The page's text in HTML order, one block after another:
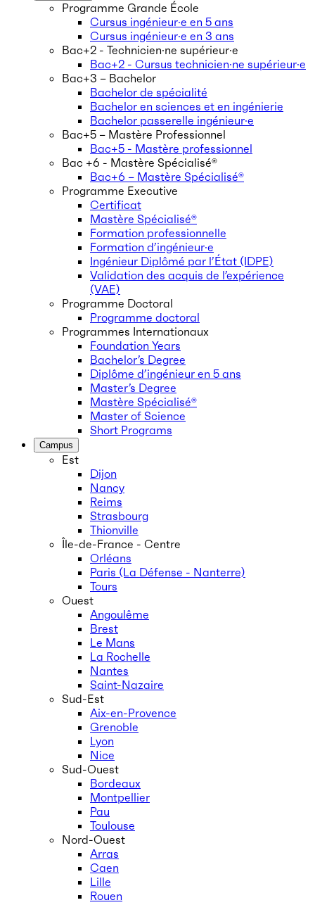
Programme Grande École
Cursus ingénieur·e en 5 ans
Cursus ingénieur·e en 3 ans
Bac+2 - Technicien·ne supérieur·e
Bac+2 - Cursus technicien·ne supérieur·e
Bac+3 – Bachelor
Bachelor de spécialité
Bachelor en sciences et en ingénierie
Bachelor passerelle ingénieur·e
Bac+5 – Mastère Professionnel
Bac+5 - Mastère professionnel
Bac +6 - Mastère Spécialisé®
Bac+6 – Mastère Spécialisé®
Programme Executive
Certificat
Mastère Spécialisé®
Formation professionnelle
Formation d’ingénieur·e
Ingénieur Diplômé par l’État (IDPE)
Validation des acquis de l’expérience
(VAE)
Programme Doctoral
Programme doctoral
Programmes Internationaux
Foundation Years
Bachelor’s Degree
Diplôme d’ingénieur en 5 ans
Master’s Degree
Mastère Spécialisé®
Master of Science
Short Programs
Campus
Est
Dijon
Nancy
Reims
Strasbourg
Thionville
Île-de-France - Centre
Orléans
Paris (La Défense - Nanterre)
Tours
Ouest
Angoulême
Brest
Le Mans
La Rochelle
Nantes
Saint-Nazaire
Sud-Est
Aix-en-Provence
Grenoble
Lyon
Nice
Sud-Ouest
Bordeaux
Montpellier
Pau
Toulouse
Nord-Ouest
Arras
Caen
Lille
Rouen